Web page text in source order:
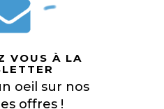
VOUS À LA
oeil sur nos
offres !